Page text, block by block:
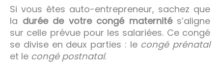
Si vous êtes auto-entrepreneur, sachez que
la durée de votre congé maternités’aligne
sur celle prévue pour les salariées. Ce congé
se divise en deux parties : le congé prénatal
et le congé postnatal.